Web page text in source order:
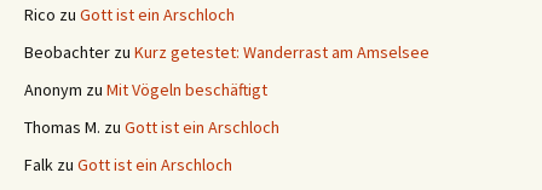
Rico zu Gott ist ein Arschloch
Beobachter zu Kurz getestet: Wanderrast am Amselsee
Anonym zu Mit Vögeln beschäftigt
Thomas M. zu Gott ist ein Arschloch
Falk zu Gott ist ein Arschloch